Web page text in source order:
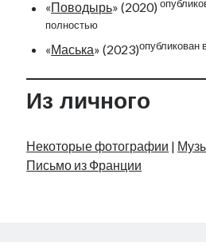
«Поводырь» (2020)
полностью
«Маська» (2023)опубликован
Из личного
Некоторые фотографии |
Письмо из Франции